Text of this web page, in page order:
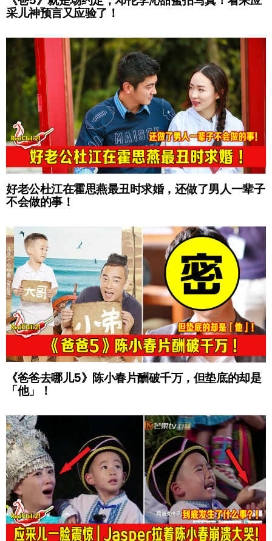
采儿神预言又应验了！
好老公杜江在霍思燕最丑时求婚，还做了男人一辈子
不会做的事！
《爸爸去哪儿5》陈小春片酬破千万，但垫底的却是
「他」！